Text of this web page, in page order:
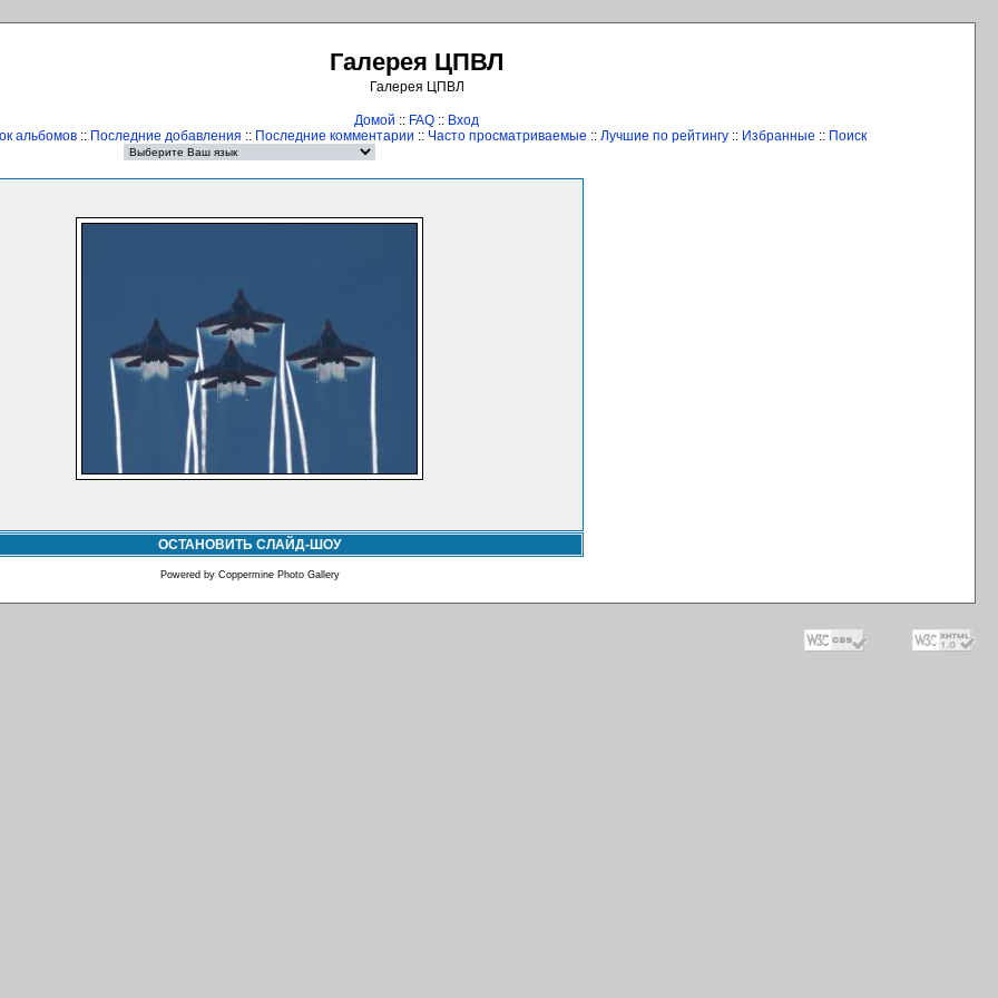
Галерея ЦПВЛ
Галерея ЦПВЛ
Домой :: FAQ :: Вход
альбомов :: Последние добавления :: Последние комментарии :: Часто просматриваемые :: Лучшие по рейтингу :: Избранные :: Поиск
ОСТАНОВИТЬ СЛАЙД-ШОУ
Powered by Coppermine Photo Gallery